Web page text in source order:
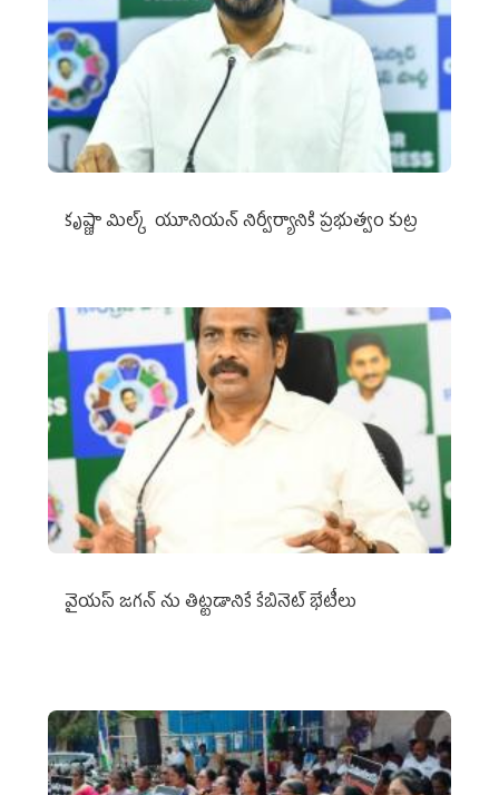
కృష్ణా మిల్క్‌ యూనియన్‌ నిర్వీర్యానికి ప్రభుత్వం కుట్ర
వైయ‌స్ జగన్‌ ను తిట్టడానికే కేబినెట్‌ భేటీలు